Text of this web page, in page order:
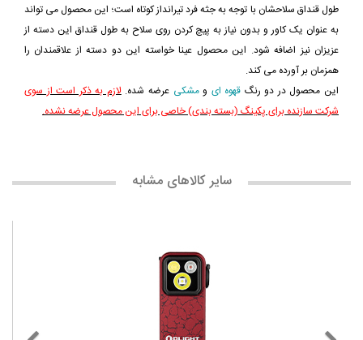
طول قنداق سلاحشان با توجه به جثه فرد تیرانداز کوتاه است؛ این محصول می تواند
به عنوان یک کاور و بدون نیاز به پیچ کردن روی سلاح به طول قنداق این دسته از
عزیزان نیز اضافه شود. این محصول عینا خواسته این دو دسته از علاقمندان را
همزمان بر آورده می کند.
این محصول در دو رنگ قهوه ای ومشکی عرضه شده.لازم به ذکر است از سوی
شرکت سازنده برای پکینگ (بسته بندی) خاصی برای این محصول عرضه نشده.
سایر کالاهای مشابه